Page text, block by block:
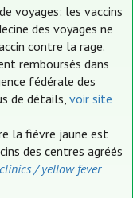
voyages: les vaccins
des voyages ne
contre la rage.
remboursés dans
fédérale des
de détails,voir site
la fièvre jaune est
des centres agréés
/ yellow fever